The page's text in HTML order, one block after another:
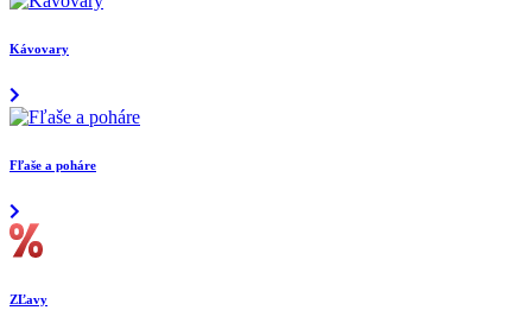
Kávovary
Fľaše a poháre
ZĽavy